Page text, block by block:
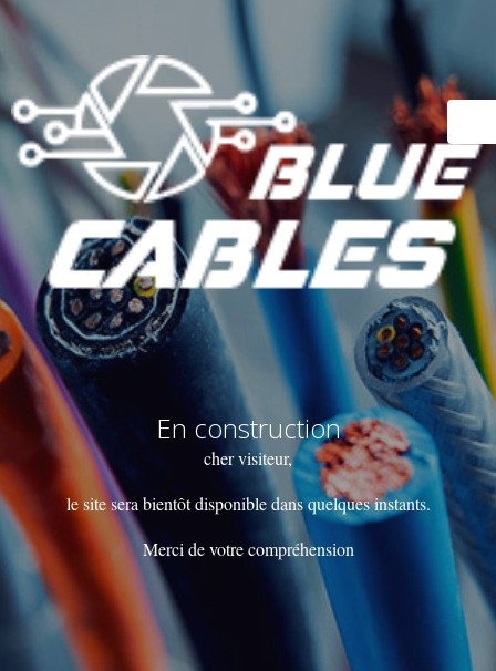
En construction
cher visiteur,
le site sera bientôt disponible dans quelques instants.
Merci de votre compréhension